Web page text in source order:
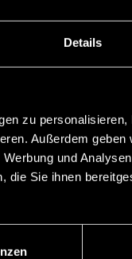
Details
zu
Außerdem
und
die Sie ihnen